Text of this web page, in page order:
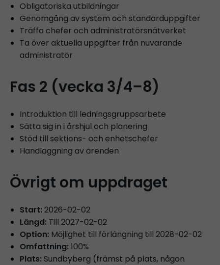
Obligatoriska utbildningar
Genomgång av system och standarduppgifter
Träffa chefer och administratörsnätverket
Ta över aktuella uppgifter från nuvarande
administratör
Fas 2 (vecka 3/4–8)
Introduktion till ledningsgruppsarbete
Sätta sig in i årshjul och planering
Stöd till sektions- och enhetschefer
Handläggning av ärenden
Övrigt om uppdraget
Start: 2026-02-02
Längd: Till 2027-02-02
Option: Möjlighet till förlängning till 2028-02-02
Omfattning: 100%
Plats: Sundbyberg (främst på plats, någon